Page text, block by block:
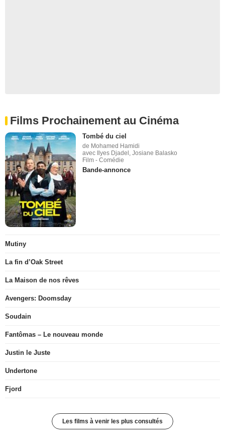
Films Prochainement au Cinéma
Tombé du ciel
de Mohamed Hamidi
avec Ilyes Djadel, Josiane Balasko
Film - Comédie
Bande-annonce
Mutiny
La fin d’Oak Street
La Maison de nos rêves
Avengers: Doomsday
Soudain
Fantômas – Le nouveau monde
Justin le Juste
Undertone
Fjord
Les films à venir les plus consultés